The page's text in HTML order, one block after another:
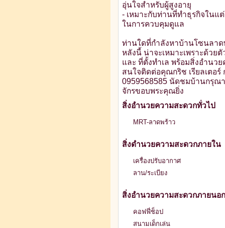
อุ่นใจสำหรับผู้สูงอายุ
- เหมาะกับท่านที่ทำธุรกิจในแ
ในการควบคุมดูแล
ท่านใดที่กำลังหาบ้านโซนลาด
หลังนี้ น่าจะเหมาะเพราะด้วย
และ ที่ตั้งทำเล พร้อมสิ่งอำนว
สนใจติดต่อคุณกริช เรียลเตอร์
0959568585 นัดชมบ้านกรุ
จักรขอบพระคุณยิ่ง
สิ่งอำนวยความสะดวกทั่วไป
MRT-ลาดพร้าว
สิ่งดำนวยความสะดวกภายใน
เครื่องปรับอากาศ
ลาน/ระเบียง
สิ่งอำนวยความสะดวกภายนอ
คอฟฟี่ช็อป
สนามเด็กเล่น